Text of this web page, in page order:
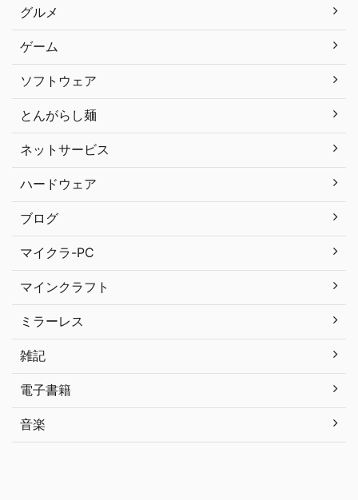
グルメ
ゲーム
ソフトウェア
とんがらし麺
ネットサービス
ハードウェア
ブログ
マイクラ-PC
マインクラフト
ミラーレス
雑記
電子書籍
音楽